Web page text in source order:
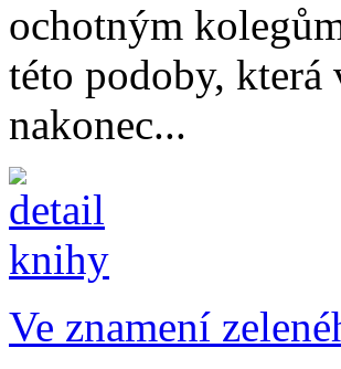
ochotným
této podoby, která
nakonec...
Ve znamení